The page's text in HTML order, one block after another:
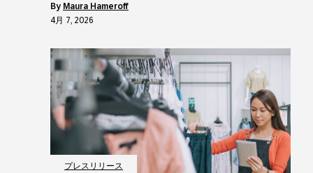
by Maura Hameroff
4月 7, 2026
プレスリリース